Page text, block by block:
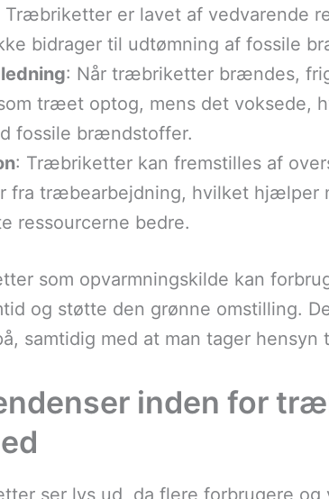
Træbriketter er lavet af vedvarende
bidrager til udtømning af fossile
: Når træbriketter brændes,
træet optog, mens det voksede,
fossile brændstoffer.
: Træbriketter kan fremstilles af
fra træbearbejdning, hvilket hjælper
ressourcerne bedre.
som opvarmningskilde kan
og støtte den grønne omstilling.
samtidig med at man tager hensyn
inden for
ser lys ud, da flere forbrugere og